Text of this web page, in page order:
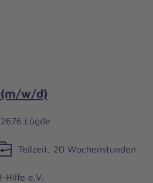
w/d)
Lügde
Teilzeit, 20 Wochenstunden
Hilfe e.V.